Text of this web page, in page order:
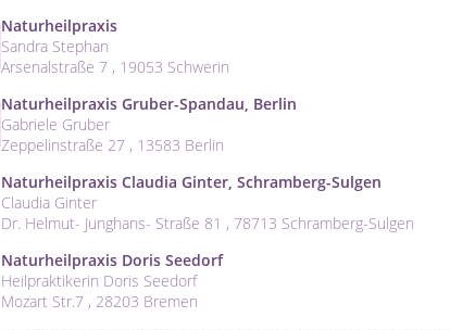
Naturheilpraxis
Sandra Stephan
Arsenalstraße 7 , 19053 Schwerin
Naturheilpraxis Gruber-Spandau, Berlin
Gabriele Gruber
Zeppelinstraße 27 , 13583 Berlin
Naturheilpraxis Claudia Ginter, Schramberg-Sulgen
Claudia Ginter
Dr. Helmut- Junghans- Straße 81 , 78713 Schramberg-Sulgen
Naturheilpraxis Doris Seedorf
Heilpraktikerin Doris Seedorf
Mozart Str.7 , 28203 Bremen